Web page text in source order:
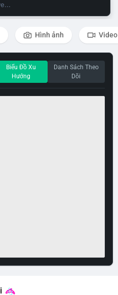
Hình ảnh Video
Biểu Đồ Xu
Hướng
Danh Sách Theo
Dõi